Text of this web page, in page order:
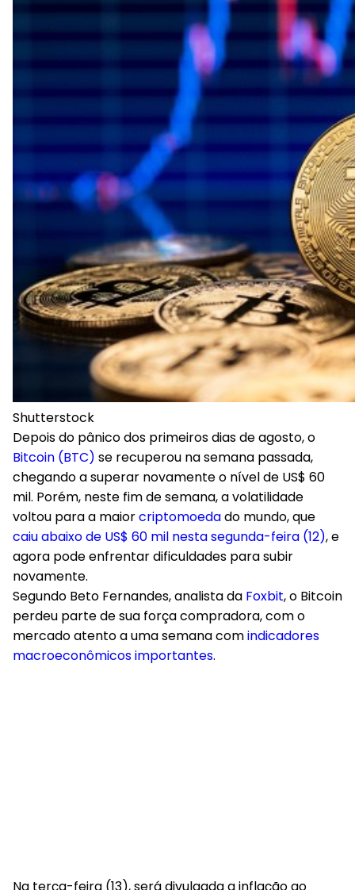
Shutterstock
Depois do pânico dos primeiros dias de agosto, o
Bitcoin (BTC) se recuperou na semana passada,
chegando a superar novamente o nível de US$ 60
mil. Porém, neste fim de semana, a volatilidade
voltou para a maiorcriptomoedado mundo, que
caiu abaixo de US$ 60 mil nesta segunda-feira (12), e
agora pode enfrentar dificuldades para subir
novamente.
Segundo Beto Fernandes, analista da Foxbit, o Bitcoin
perdeu parte de sua força compradora, com o
mercado atento a uma semana comindicadores
macroeconômicos importantes.